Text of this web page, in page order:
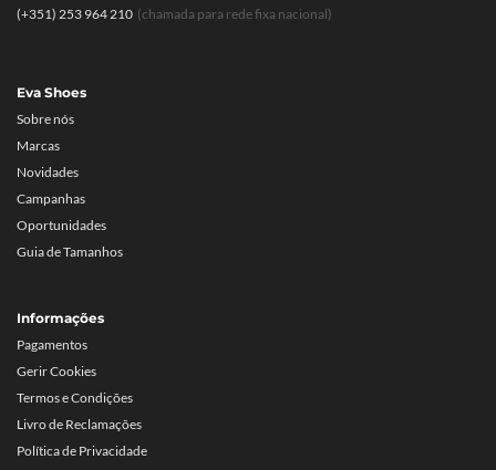
Eva Shoes
Sobre nós
Marcas
Novidades
Campanhas
Oportunidades
Guia de Tamanhos
Informações
Pagamentos
Gerir Cookies
Termos e Condições
Livro de Reclamações
Política de Privacidade
(+351) 253 964 210 (chamada para rede fixa nacional)